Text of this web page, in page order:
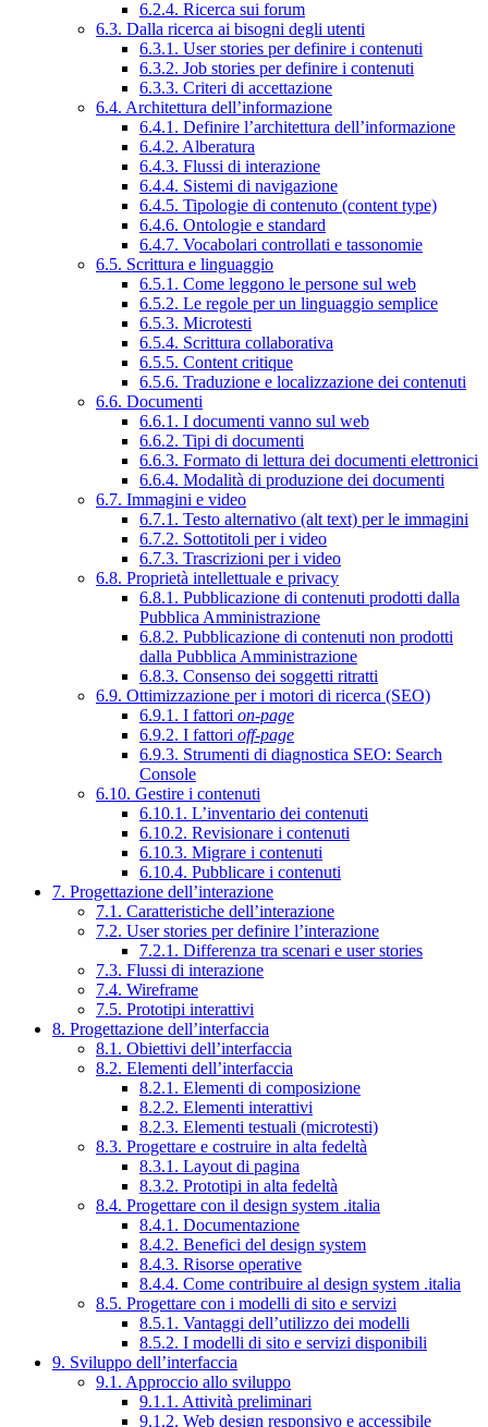
6.2.4. Ricerca sui forum
6.3. Dalla ricerca ai bisogni degli utenti
6.3.1. User stories per definire i contenuti
6.3.2. Job stories per definire i contenuti
6.3.3. Criteri di accettazione
6.4. Architettura dell’informazione
6.4.1. Definire l’architettura dell’informazione
6.4.2. Alberatura
6.4.3. Flussi di interazione
6.4.4. Sistemi di navigazione
6.4.5. Tipologie di contenuto (content type)
6.4.6. Ontologie e standard
6.4.7. Vocabolari controllati e tassonomie
6.5. Scrittura e linguaggio
6.5.1. Come leggono le persone sul web
6.5.2. Le regole per un linguaggio semplice
6.5.3. Microtesti
6.5.4. Scrittura collaborativa
6.5.5. Content critique
6.5.6. Traduzione e localizzazione dei contenuti
6.6. Documenti
6.6.1. I documenti vanno sul web
6.6.2. Tipi di documenti
6.6.3. Formato di lettura dei documenti elettronici
6.6.4. Modalità di produzione dei documenti
6.7. Immagini e video
6.7.1. Testo alternativo (alt text) per le immagini
6.7.2. Sottotitoli per i video
6.7.3. Trascrizioni per i video
6.8. Proprietà intellettuale e privacy
6.8.1. Pubblicazione di contenuti prodotti dalla
Pubblica Amministrazione
6.8.2. Pubblicazione di contenuti non prodotti
dalla Pubblica Amministrazione
6.8.3. Consenso dei soggetti ritratti
6.9. Ottimizzazione per i motori di ricerca (SEO)
6.9.1. I fattori on-page
6.9.2. I fattori off-page
6.9.3. Strumenti di diagnostica SEO: Search
Console
6.10. Gestire i contenuti
6.10.1. L’inventario dei contenuti
6.10.2. Revisionare i contenuti
6.10.3. Migrare i contenuti
6.10.4. Pubblicare i contenuti
7. Progettazione dell’interazione
7.1. Caratteristiche dell’interazione
7.2. User stories per definire l’interazione
7.2.1. Differenza tra scenari e user stories
7.3. Flussi di interazione
7.4. Wireframe
7.5. Prototipi interattivi
8. Progettazione dell’interfaccia
8.1. Obiettivi dell’interfaccia
8.2. Elementi dell’interfaccia
8.2.1. Elementi di composizione
8.2.2. Elementi interattivi
8.2.3. Elementi testuali (microtesti)
8.3. Progettare e costruire in alta fedeltà
8.3.1. Layout di pagina
8.3.2. Prototipi in alta fedeltà
8.4. Progettare con il design system .italia
8.4.1. Documentazione
8.4.2. Benefici del design system
8.4.3. Risorse operative
8.4.4. Come contribuire al design system .italia
8.5. Progettare con i modelli di sito e servizi
8.5.1. Vantaggi dell’utilizzo dei modelli
8.5.2. I modelli di sito e servizi disponibili
9. Sviluppo dell’interfaccia
9.1. Approccio allo sviluppo
9.1.1. Attività preliminari
9.1.2. Web design responsivo e accessibile